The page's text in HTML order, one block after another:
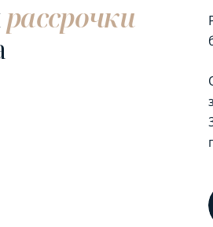
рассрочки